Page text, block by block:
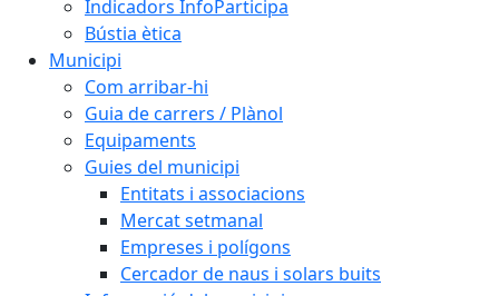
Indicadors InfoParticipa
Bústia ètica
Municipi
Com arribar-hi
Guia de carrers / Plànol
Equipaments
Guies del municipi
Entitats i associacions
Mercat setmanal
Empreses i polígons
Cercador de naus i solars buits